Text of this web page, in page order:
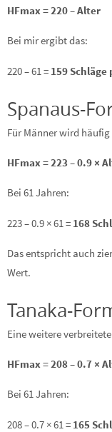
HFmax = 220 – Alter
Bei mir ergibt das:
220 – 61 = 159
Spanaus-
Für Männer wird
HFmax = 223 – 0.9 ×
Bei 61 Jahren:
223 – 0.9 × 61 = 168
Das entspricht auch
Wert.
Tanaka-
Eine weitere
HFmax = 208 – 0.7 ×
Bei 61 Jahren:
208 – 0.7 × 61 = 165